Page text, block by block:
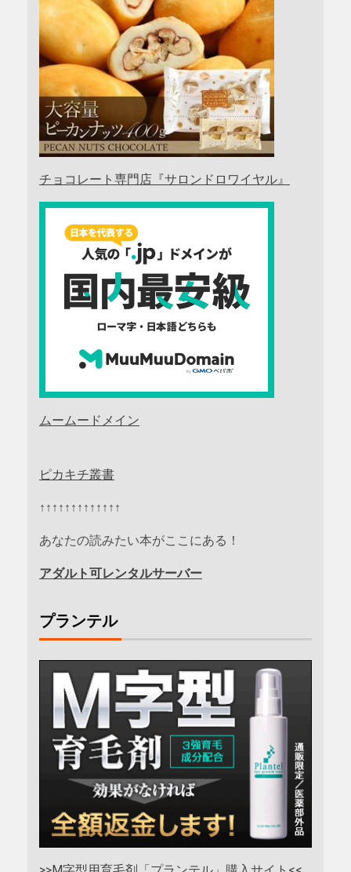
チョコレート専門店『サロンドロワイヤル』
ムームードメイン
ピカキチ叢書
↑↑↑↑↑↑↑↑↑↑↑↑↑
あなたの読みたい本がここにある！
アダルト可レンタルサーバー
プランテル